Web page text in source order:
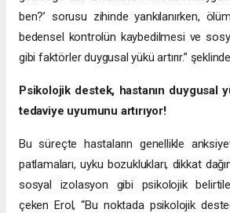
ben?’ sorusu zihinde yankılanırken,
bedensel kontrolün kaybedilmesi ve
gibi faktörler duygusal yükü artırır.”
Psikolojik destek, hastanın duygusal
tedaviye uyumunu artırıyor!
Bu süreçte hastaların genellikle
patlamaları, uyku bozuklukları, dikkat
sosyal izolasyon gibi psikolojik
çeken Erol, “Bu noktada psikolojik